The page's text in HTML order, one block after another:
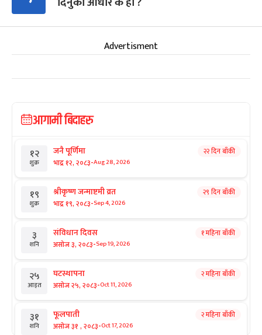
Advertisment
आगामी बिदाहरु
१२
शुक्र
जनै पूर्णिमा
भाद्र १२, २०८३-Aug 28, 2026
२२ दिन बाँकी
१९
शुक्र
श्रीकृष्ण जन्माष्टमी व्रत
भाद्र १९, २०८३-Sep 4, 2026
२९ दिन बाँकी
३
शनि
संविधान दिवस
असोज ३, २०८३-Sep 19, 2026
१ महिना बाँकी
२५
आइत
घटस्थापना
असोज २५, २०८३-Oct 11, 2026
२ महिना बाँकी
३१
शनि
फूलपाती
असोज ३१ , २०८३-Oct 17, 2026
२ महिना बाँकी